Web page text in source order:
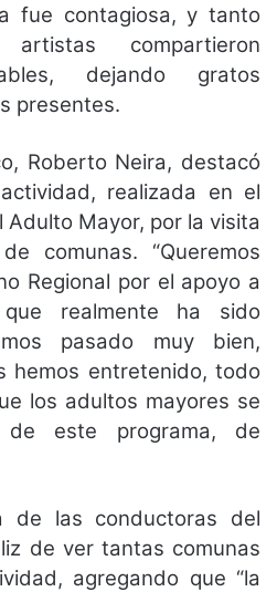
fue contagiosa, y tanto
compartieron
dejando gratos
presentes.
Roberto Neira, destacó
realizada en el
Mayor, por la visita
comunas. “Queremos
Regional por el apoyo a
realmente ha sido
pasado muy bien,
hemos entretenido, todo
los adultos mayores se
este programa, de
de las conductoras del
de ver tantas comunas
agregando que “la